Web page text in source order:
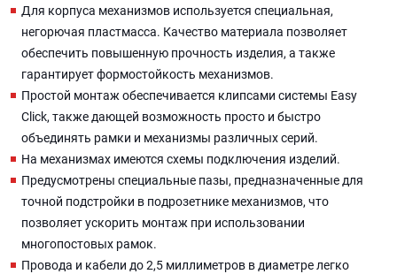
Для корпуса механизмов используется специальная,
негорючая пластмасса. Качество материала позволяет
обеспечить повышенную прочность изделия, а также
гарантирует формостойкость механизмов.
Простой монтаж обеспечивается клипсами системы Easy
Click, также дающей возможность просто и быстро
объединять рамки и механизмы различных серий.
На механизмах имеются схемы подключения изделий.
Предусмотрены специальные пазы, предназначенные для
точной подстройки в подрозетнике механизмов, что
позволяет ускорить монтаж при использовании
многопостовых рамок.
Провода и кабели до 2,5 миллиметров в диаметре легко